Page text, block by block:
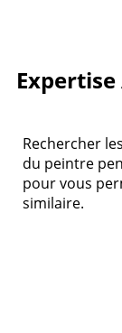
Rechercher
du peintre
pour vous
similaire.